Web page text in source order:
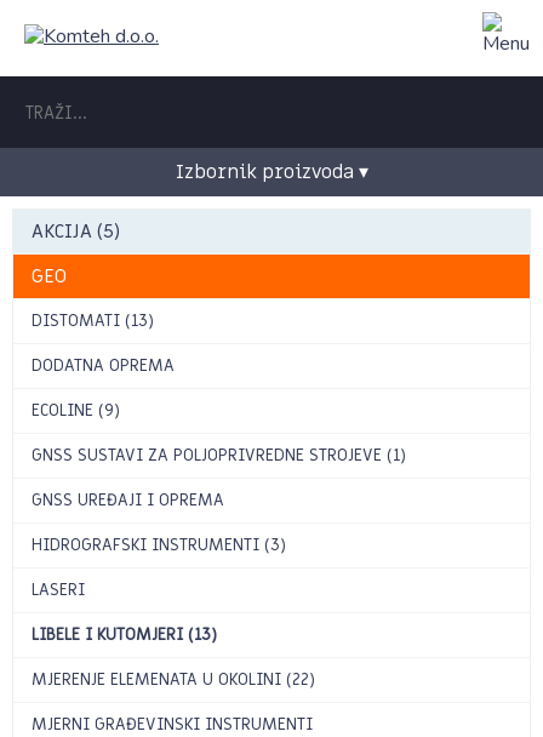
Izbornik proizvoda ▾
AKCIJA (5)
GEO
DISTOMATI (13)
DODATNA OPREMA
ECOLINE (9)
GNSS SUSTAVI ZA POLJOPRIVREDNE STROJEVE (1)
GNSS UREĐAJI I OPREMA
HIDROGRAFSKI INSTRUMENTI (3)
LASERI
LIBELE I KUTOMJERI (13)
MJERENJE ELEMENATA U OKOLINI (22)
MJERNI GRAĐEVINSKI INSTRUMENTI